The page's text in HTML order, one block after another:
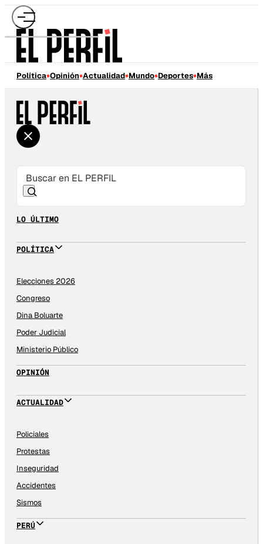
Política Opinión Actualidad Mundo Deportes Más
LO ÚLTIMO
POLÍTICA
Elecciones 2026
Congreso
Dina Boluarte
Poder Judicial
Ministerio Público
OPINIÓN
ACTUALIDAD
Policiales
Protestas
Inseguridad
Accidentes
Sismos
PERÚ